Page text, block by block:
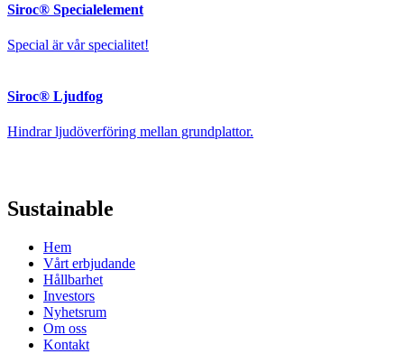
Siroc® Specialelement
Special är vår specialitet!
Siroc® Ljudfog
Hindrar ljudöverföring mellan grundplattor.
Sustainable
Hem
Vårt erbjudande
Hållbarhet
Investors
Nyhetsrum
Om oss
Kontakt